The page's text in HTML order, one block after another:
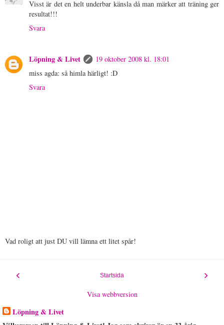
Visst är det en helt underbar känsla då man märker att träning ger
resultat!!!
Svara
Löpning & Livet
19 oktober 2008 kl. 18:01
miss agda: så himla härligt! :D
Svara
Vad roligt att just DU vill lämna ett litet spår!
‹ ›
Startsida
Visa webbversion
Löpning & Livet